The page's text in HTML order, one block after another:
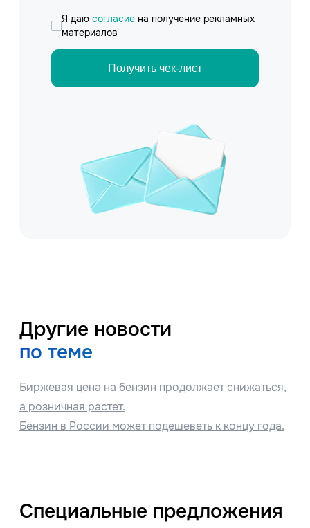
Я даю согласие на получение рекламных
материалов
Получить чек-лист
Другие новости
по теме
Биржевая цена на бензин продолжает снижаться,
а розничная растет.
Бензин в России может подешеветь к концу года.
Специальные предложения